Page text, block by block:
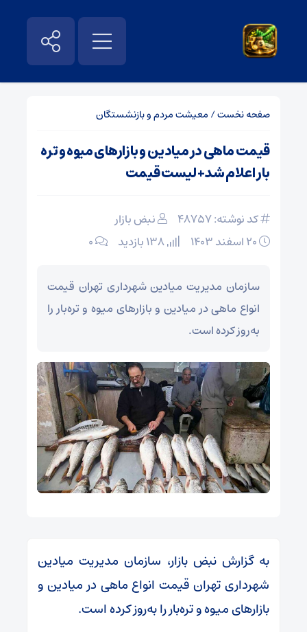
صفحه نخست/ معیشت مردم و بازنشستگان
قیمت ماهی در میادین و بازار‌های میوه و تره
بار اعلام شد+ لیست قیمت
کد نوشته: 48757
نبض بازار
۰
سازمان مدیریت میادین شهرداری تهران قیمت
انواع ماهی در میادین و بازار‌های میوه و تره‌بار را
به‌روز کرده است.
به گزارش نبض بازار، سازمان مدیریت میادین
شهرداری تهران قیمت انواع ماهی در میادین و
بازار‌های میوه و تره‌بار را به‌روز کرده است.